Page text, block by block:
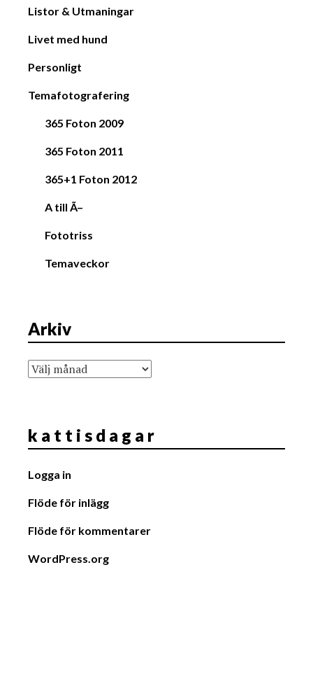
Listor & Utmaningar
Livet med hund
Personligt
Temafotografering
365 Foton 2009
365 Foton 2011
365+1 Foton 2012
A till Ã–
Fototriss
Temaveckor
Arkiv
Arkiv
k a t t i s d a g a r
Logga in
Flöde för inlägg
Flöde för kommentarer
WordPress.org